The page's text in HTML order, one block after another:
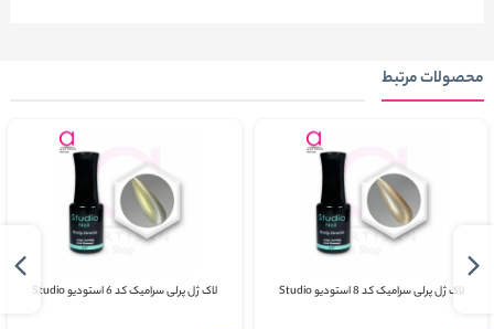
محصولات مرتبط
لاک ژل پرلی سرامیک کد 8 استودیو Studio لاک ژل پرلی سرامیک کد 6 استودیو Studio